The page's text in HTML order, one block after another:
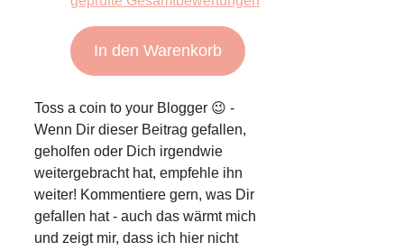
In den Warenkorb
Toss a coin to your Blogger 😉 -
Wenn Dir dieser Beitrag gefallen,
geholfen oder Dich irgendwie
weitergebracht hat, empfehle ihn
weiter! Kommentiere gern, was Dir
gefallen hat - auch das wärmt mich
und zeigt mir, dass ich hier nicht